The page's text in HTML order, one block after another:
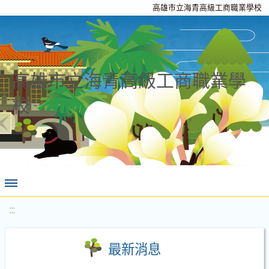
高雄市立海青高級工商職業學校
高雄市立海青高級工商職業學
校
:::
最新消息